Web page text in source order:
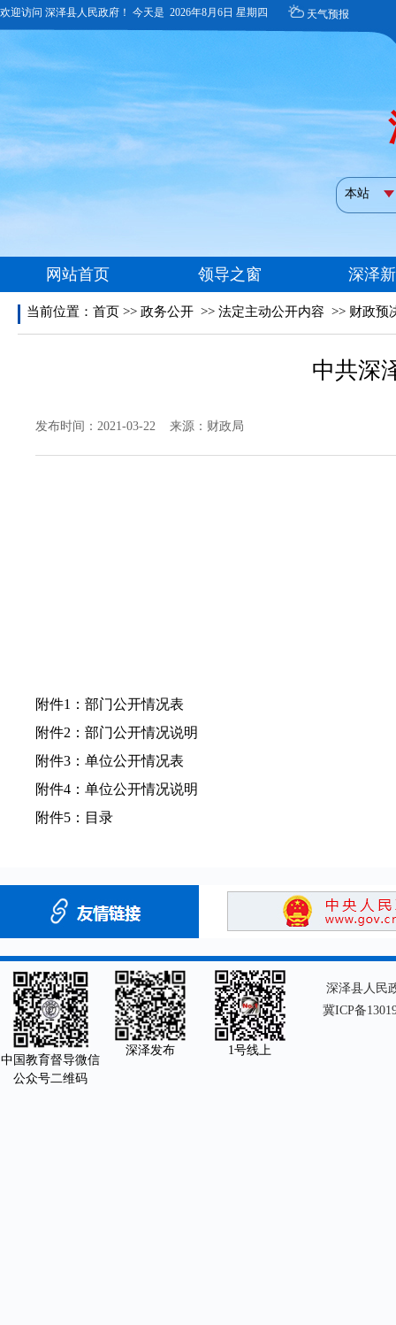
当前位置： 首页 >> 政务公开 >> 法定主动公开内容 >> 财政预
中共深
发布时间：2021-03-22 来源：财政局
附件1： 部门公开情况表
附件2： 部门公开情况说明
附件3： 单位公开情况表
附件4： 单位公开情况说明
附件5： 目录